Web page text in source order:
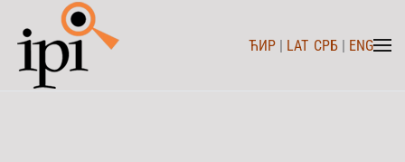
Skip to main content ЋИР | LAT СРБ | ENG